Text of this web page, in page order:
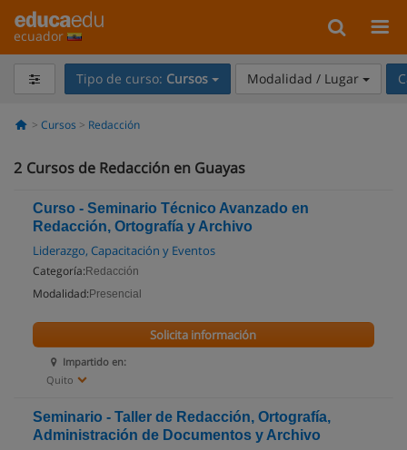
ecuador
Tipo de curso: Cursos Modalidad / Lugar
Cursos Redacción
2 Cursos de Redacción en Guayas
Curso - Seminario Técnico Avanzado en
Redacción, Ortografía y Archivo
Liderazgo, Capacitación y Eventos
Categoría: Redacción
Modalidad: Presencial
Impartido en:
Quito
Solicita información
Seminario - Taller de Redacción, Ortografía,
Administración de Documentos y Archivo